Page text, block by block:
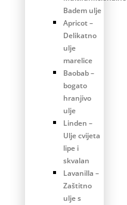
Badem ulje
Apricot –
Delikatno
ulje
marelice
Baobab –
bogato
hranjivo
ulje
Linden –
Ulje cvijeta
lipe i
skvalan
Lavanilla –
Zaštitno
ulje s